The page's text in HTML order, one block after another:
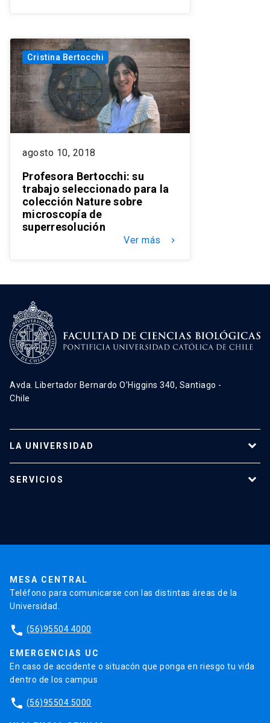
Cristina Bertocchi
agosto 10, 2018
Profesora Bertocchi: su
trabajo seleccionado para la
colección Nature sobre
microscopía de
superresolución
Ver más keyboard_arrow_right
Avda. Libertador Bernardo O’Higgins 340, Santiago -
Chile
LA UNIVERSIDAD
Admisión
SERVICIOS
MESA CENTRAL
Teléfono para comunicarse con las distintas áreas de la
Universidad.
phone (56)95504 4000
EMERGENCIAS UC
En caso de accidente o situacón que ponga en riesgo tu vida
dentro de los campus
phone (56)95504 5000